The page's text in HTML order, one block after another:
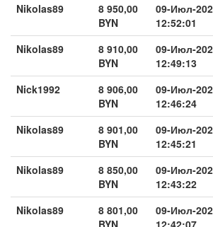
Nikolas89
8 950,00
BYN
09-Июл-
12:52:01
Nikolas89
8 910,00
BYN
09-Июл-
12:49:13
Nick1992
8 906,00
BYN
09-Июл-
12:46:24
Nikolas89
8 901,00
BYN
09-Июл-
12:45:21
Nikolas89
8 850,00
BYN
09-Июл-
12:43:22
Nikolas89
8 801,00
BYN
09-Июл-
12:42:07